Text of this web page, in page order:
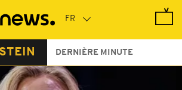
DERNIÈRE MINUTE